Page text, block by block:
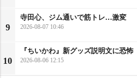
9
寺田心、ジム通いで筋トレ…激変
2026-08-07 10:46
10
『ちいかわ』新グッズ説明文に恐怖
2026-08-06 12:15